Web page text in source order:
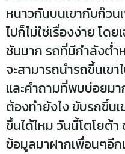
หนาวกันบนเขากับก๊วน
ไปก็ไม่ใช่เรื่องง่าย โด
ชันมาก รถที่มีกำลังต่ำ
จะสามารถนำรถขึ้นเข
และคำถามที่พบบ่อยมา
ต้องทำยังไง ขับรถขึ้นเ
ขึ้นได้ไหม วันนี้โตโยต้
ข้อมูลมาฝากเพื่อนๆอีก